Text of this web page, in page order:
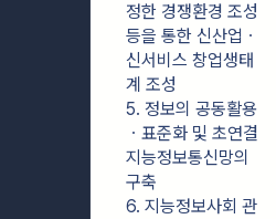
정한 경쟁환경 조성
등을 통한 신산업ㆍ
신서비스 창업생태
계 조성
5. 정보의 공동활용
ㆍ표준화 및 초연결
지능정보통신망의
구축
6. 지능정보사회 관